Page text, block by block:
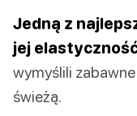
Jedną z
jej
wymyślili
świeżą.